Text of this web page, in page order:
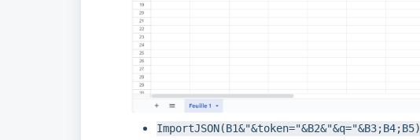
ImportJSON(B1&"&token="&B2&"&q="&B3;B4;B5)